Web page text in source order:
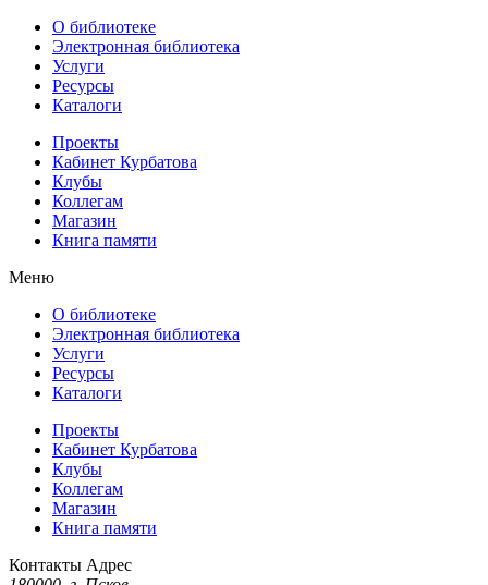
О библиотеке
Электронная библиотека
Услуги
Ресурсы
Каталоги
Проекты
Кабинет Курбатова
Клубы
Коллегам
Магазин
Книга памяти
Меню
О библиотеке
Электронная библиотека
Услуги
Ресурсы
Каталоги
Проекты
Кабинет Курбатова
Клубы
Коллегам
Магазин
Книга памяти
Контакты Адрес